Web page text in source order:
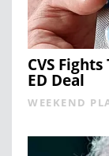
CVS
ED Deal
WEEKEND